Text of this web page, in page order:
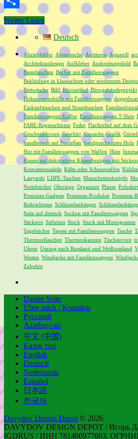
Teilen
Weiter Lesen
Deutsch
Abziehbilder Aktentasche Antistress Aquarell
Architekturdesign
Aufkleber Ausbreitungsfeld
Basteltaschen Becher mit Familienwappen
Bekleidung in klassischem oder modernem Design
Bettwäsche Bild Büroartikel Bürogebäudeprojekt
Dokumentenhülle mit Familienwappen
Einkaufstaschen und Strandtaschen
Familienwappen Koffer Familienwappen T-Shirt
FARE-Regenschirme Feder Flachrelief auf dem
Geschenkboxen Geschirr Gouache Grafik
handbemalt auf Porzellan handgeschnitztes Holz
Hut mit Familienwappen von Waffen Hüte
Kissen mit dekorativen Kissenbezügen mit
Krawattennadeln Kälte oder Schusswaffen
Lanyards LDPE-Taschen Manschettenknöpfe
Notizbücher Ohrringe Organizer Planer
Premium-Gadgets Premium-Produkte Premium-
Rohrschirme Schlüsselanhänger
Seite auf deutsch Socken mit Familienwappen
Stickerei Stiftetuis Stuck Stuck mit Monogramm
Tagebücher Tapete mit Familienwappen Tasche
Thermosflaschen Thermoskannen Tischservice
Uhren Umzug nach Russland und Weißrussland
Westen Windjacke mit Familienwappen
Zubehör
Danke Seite
Über mich / Kontakte
Русский
Azərbaycan
中文 (中国)
Қазақ тілі
English
Deutsch
Nederlands
Español
日本語
한국어
Davydov Design Depot © 2026
DAVYDOV DESIGN DEPOT / Игорь
IGDRUS / ИНН 781400977603,